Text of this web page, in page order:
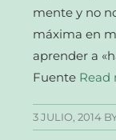
mente y no
máxima en
aprender a
Fuente Read
3 JULIO, 2014